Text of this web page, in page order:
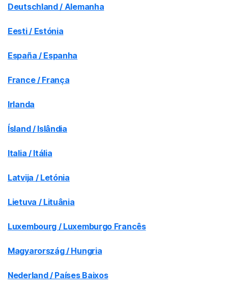
Deutschland / Alemanha
Eesti / Estónia
España / Espanha
France / França
Irlanda
Ísland / Islândia
Italia / Itália
Latvija / Letónia
Lietuva / Lituânia
Luxembourg / Luxemburgo Francês
Magyarország / Hungria
Nederland / Países Baixos